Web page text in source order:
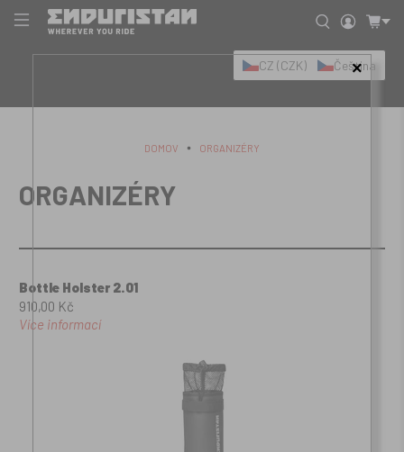
DOMOV ORGANIZÉRY
ORGANIZÉRY
Bottle Holster 2.01
910,00 Kč
Více informací
CZ (CZK) Čeština
×